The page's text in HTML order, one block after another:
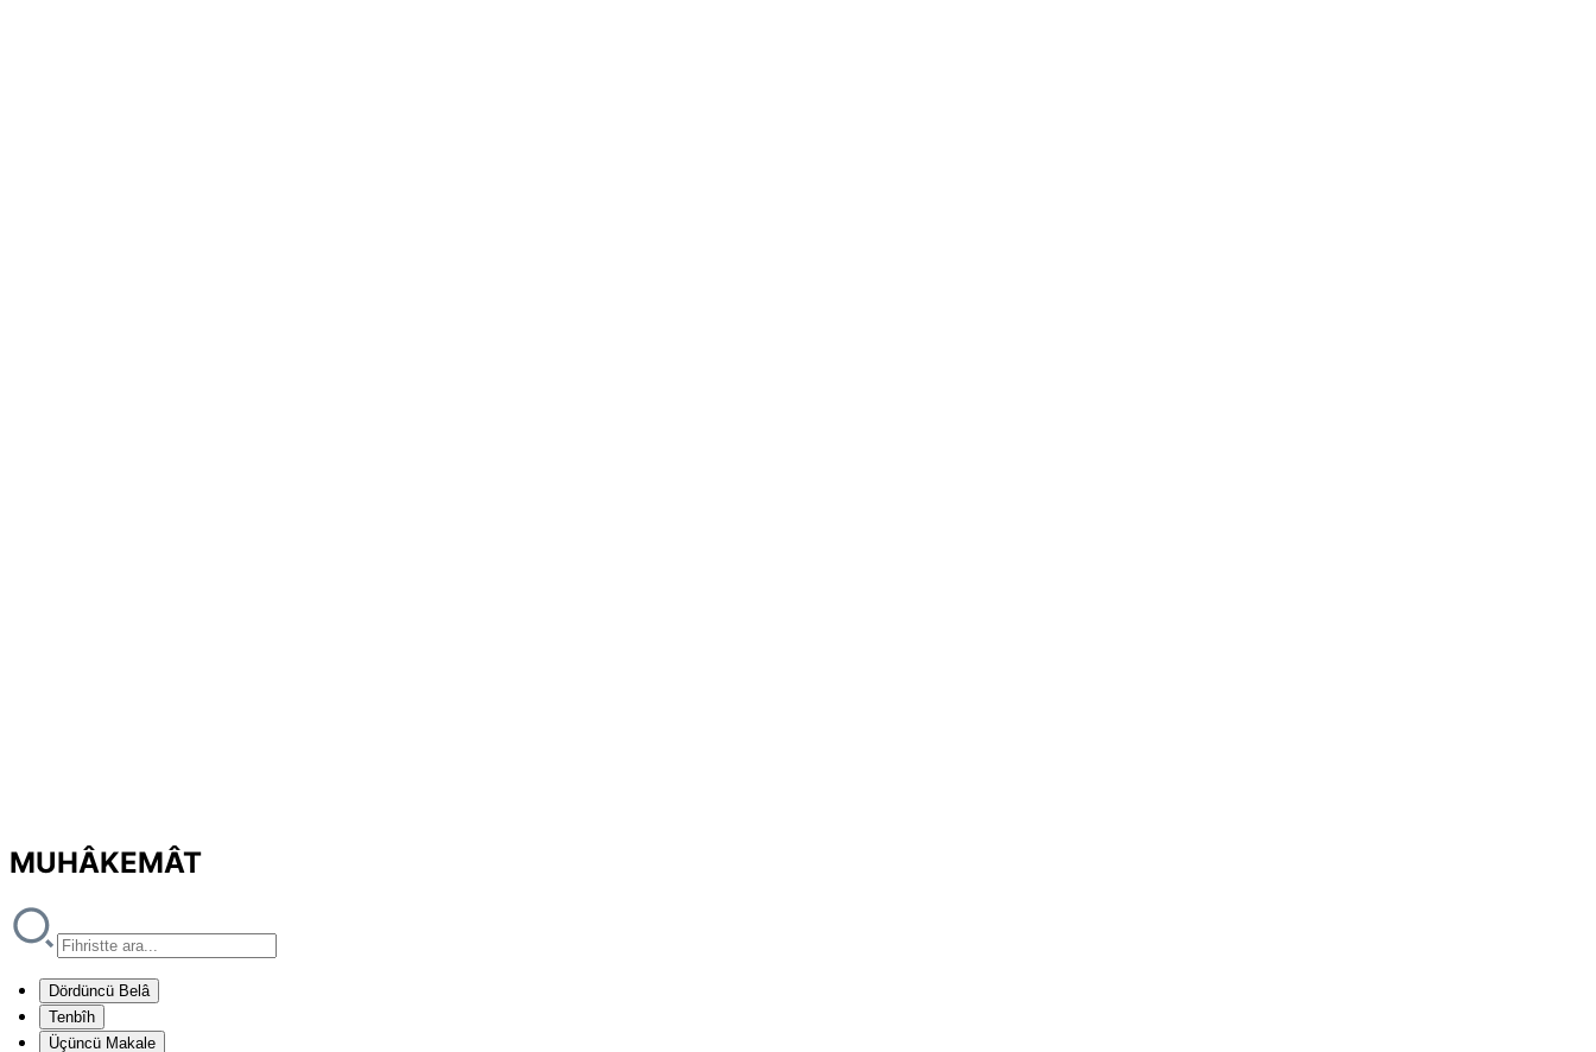
MUHÂKEMÂT
Dördüncü Belâ
Tenbîh
Üçüncü Makale